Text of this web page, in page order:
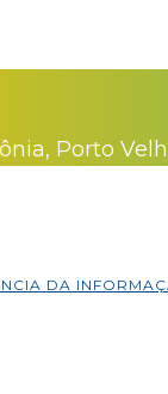
Porto
DA